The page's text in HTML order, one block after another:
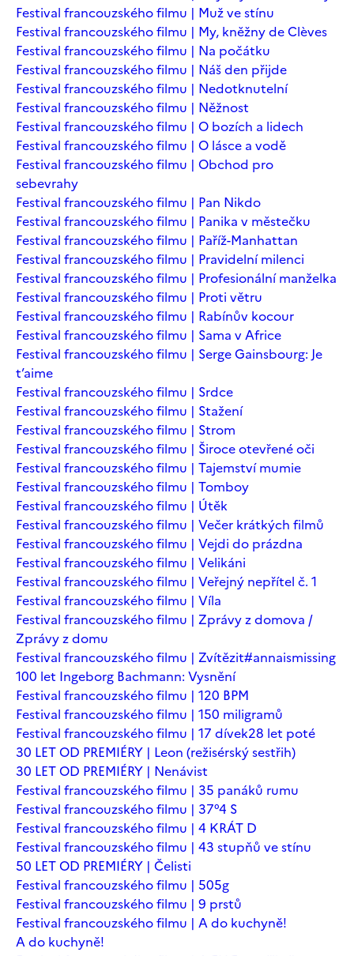
Festival francouzského filmu | Muž ve stínu
Festival francouzského filmu | My, kněžny de Clèves
Festival francouzského filmu | Na počátku
Festival francouzského filmu | Náš den přijde
Festival francouzského filmu | Nedotknutelní
Festival francouzského filmu | Něžnost
Festival francouzského filmu | O bozích a lidech
Festival francouzského filmu | O lásce a vodě
Festival francouzského filmu | Obchod pro
sebevrahy
Festival francouzského filmu | Pan Nikdo
Festival francouzského filmu | Panika v městečku
Festival francouzského filmu | Paříž-Manhattan
Festival francouzského filmu | Pravidelní milenci
Festival francouzského filmu | Profesionální manželka
Festival francouzského filmu | Proti větru
Festival francouzského filmu | Rabínův kocour
Festival francouzského filmu | Sama v Africe
Festival francouzského filmu | Serge Gainsbourg: Je
t’aime
Festival francouzského filmu | Srdce
Festival francouzského filmu | Stažení
Festival francouzského filmu | Strom
Festival francouzského filmu | Široce otevřené oči
Festival francouzského filmu | Tajemství mumie
Festival francouzského filmu | Tomboy
Festival francouzského filmu | Útěk
Festival francouzského filmu | Večer krátkých filmů
Festival francouzského filmu | Vejdi do prázdna
Festival francouzského filmu | Velikáni
Festival francouzského filmu | Veřejný nepřítel č. 1
Festival francouzského filmu | Víla
Festival francouzského filmu | Zprávy z domova /
Zprávy z domu
Festival francouzského filmu | Zvítězit#annaismissing
100 let Ingeborg Bachmann: Vysnění
Festival francouzského filmu | 120 BPM
Festival francouzského filmu | 150 miligramů
Festival francouzského filmu | 17 dívek28 let poté
30 LET OD PREMIÉRY | Leon (režisérský sestřih)
30 LET OD PREMIÉRY | Nenávist
Festival francouzského filmu | 35 panáků rumu
Festival francouzského filmu | 37°4 S
Festival francouzského filmu | 4 KRÁT D
Festival francouzského filmu | 43 stupňů ve stínu
50 LET OD PREMIÉRY | Čelisti
Festival francouzského filmu | 505g
Festival francouzského filmu | 9 prstů
Festival francouzského filmu | A do kuchyně!
A do kuchyně!